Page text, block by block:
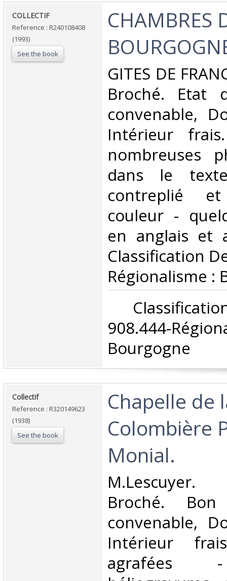
‎COLLECTIF‎
Reference : R240108408
(1993)
See the book
‎CHAMBRES
‎GITES DE
Broché. Etat
convenable,
Intérieur
nombreuses
dans le
contreplié
couleur -
en anglais et
Classification
Régionalisme :
908.444-
Bourgogne‎
‎Collectif‎
Reference : R320149623
(1938)
See the book
‎Chapelle de
Colombière
Monial.‎
Broché.
convenable,
Intérieur
agrafées